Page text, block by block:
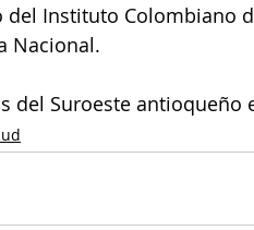
del Instituto Colombiano
Nacional.
del Suroeste antioqueño